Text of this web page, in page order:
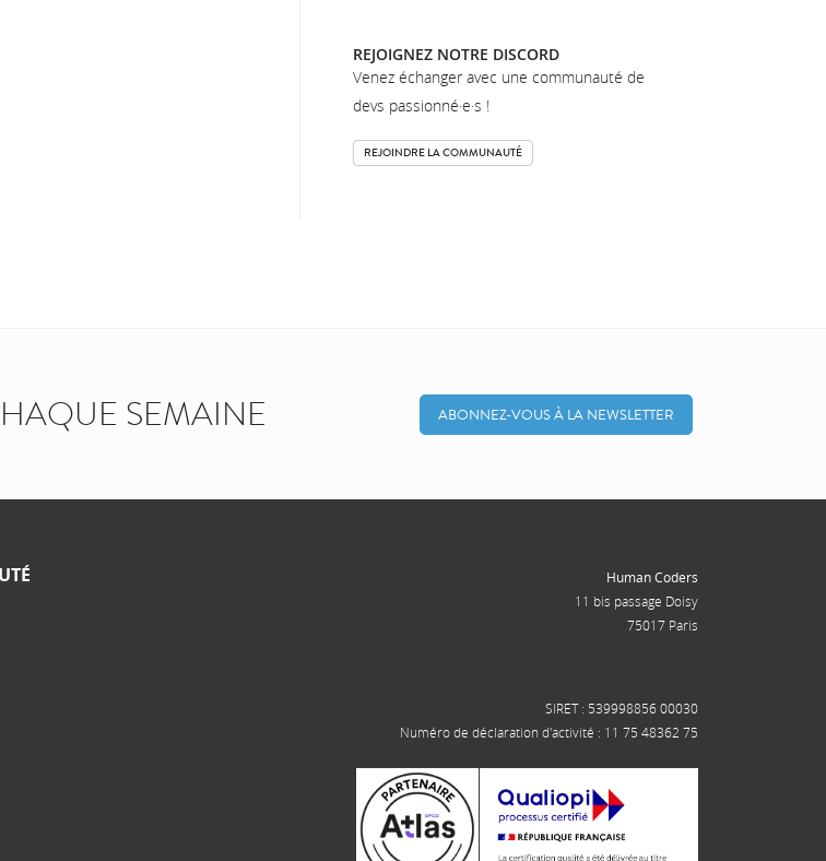
REJOIGNEZ NOTRE DISCORD
Venez échanger avec une communauté de
devs passionné·e·s !
REJOINDRE LA COMMUNAUTÉ
SEMAINE ABONNEZ-VOUS À LA NEWSLETTER
Human Coders
11 bis passage Doisy
75017 Paris
SIRET : 539998856 00030
Numéro de déclaration d'activité : 11 75 48362 75